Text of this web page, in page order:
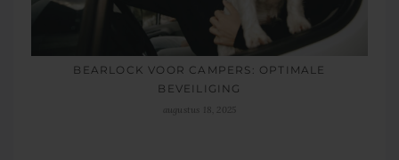
BEARLOCK VOOR CAMPERS: OPTIMALE
BEVEILIGING
augustus 18, 2025